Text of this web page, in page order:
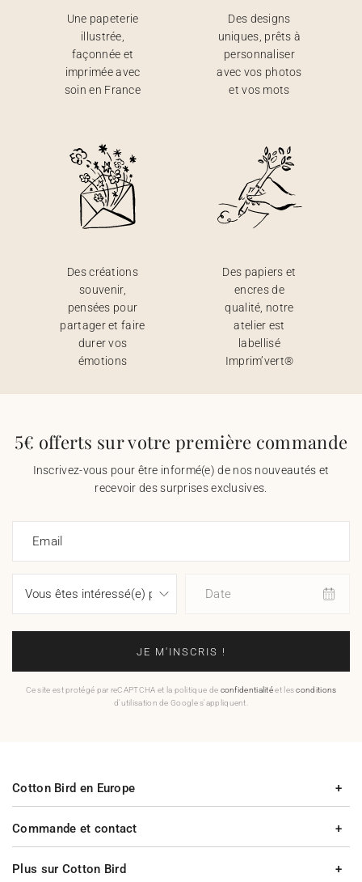
Une papeterie
illustrée,
façonnée et
imprimée avec
soin en France
Des designs
uniques, prêts à
personnaliser
avec vos photos
et vos mots
Des créations
souvenir,
pensées pour
partager et faire
durer vos
émotions
Des papiers et
encres de
qualité, notre
atelier est
labellisé
Imprim’vert®
5€ offerts sur votre première commande
Inscrivez-vous pour être informé(e) de nos nouveautés et
recevoir des surprises exclusives.
Email
Date
JE M'INSCRIS !
Ce site est protégé par reCAPTCHA et la politique de confidentialitéet lesconditions
d'utilisation de Google s'appliquent.
Commande et contact
Plus sur Cotton Bird
Cotton Bird en Europe